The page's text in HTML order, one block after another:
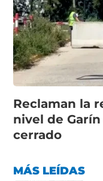
Reclaman la
nivel de
cerrado
MÁS LEÍDAS